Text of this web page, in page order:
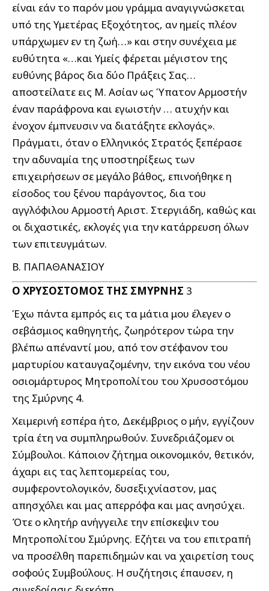
είναι εάν το παρόν μου γράμμα αναγιγνώσκεται
υπό της Υμετέρας Εξοχότητος, αν ημείς πλέον
υπάρχωμεν εν τη ζωή…» και στην συνέχεια με
ευθύτητα «…και Υμείς φέρεται μέγιστον της
ευθύνης βάρος δια δύο Πράξεις Σας…
αποστείλατε εις Μ. Ασίαν ως Ύπατον Αρμοστήν
έναν παράφρονα και εγωιστήν … ατυχήν και
ένοχον έμπνευσιν να διατάξητε εκλογάς».
Πράγματι, όταν ο Ελληνικός Στρατός ξεπέρασε
την αδυναμία της υποστηρίξεως των
επιχειρήσεων σε μεγάλο βάθος, επινοήθηκε η
είσοδος του ξένου παράγοντος, δια του
αγγλόφιλου Αρμοστή Αριστ. Στεργιάδη, καθώς και
οι διχαστικές, εκλογές για την κατάρρευση όλων
των επιτευγμάτων.
Β. ΠΑΠΑΘΑΝΑΣΙΟΥ
Ο ΧΡΥΣΟΣΤΟΜΟΣ ΤΗΣ ΣΜΥΡΝΗΣ 3
Έχω πάντα εμπρός εις τα μάτια μου έλεγεν ο
σεβάσμιος καθηγητής, ζωηρότερον τώρα την
βλέπω απέναντί μου, από τον στέφανον του
μαρτυρίου καταυγαζομένην, την εικόνα του νέου
οσιομάρτυρος Μητροπολίτου του Χρυσοστόμου
της Σμύρνης 4.
Χειμερινή εσπέρα ήτο, Δεκέμβριος ο μήν, εγγίζουν
τρία έτη να συμπληρωθούν. Συνεδριάζομεν οι
Σύμβουλοι. Κάποιον ζήτημα οικονομικόν, θετικόν,
άχαρι εις τας λεπτομερείας του,
συμφεροντολογικόν, δυσεξιχνίαστον, μας
απησχόλει και μας απερρόφα και μας ανησύχει.
Ότε ο κλητήρ ανήγγειλε την επίσκεψιν του
Μητροπολίτου Σμύρνης. Εζήτει να του επιτραπή
να προσέλθη παρεπιδημών και να χαιρετίση τους
σοφούς Συμβούλους. Η συζήτησις έπαυσεν, η